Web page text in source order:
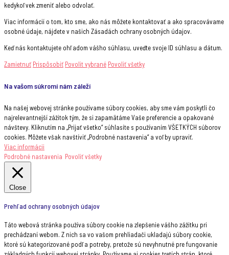
kedykoľvek zmeniť alebo odvolať.
Viac informácií o tom, kto sme, ako nás môžete kontaktovať a ako spracovávame
osobné údaje, nájdete v našich Zásadách ochrany osobných údajov.
Keď nás kontaktujete ohľadom vášho súhlasu, uveďte svoje ID súhlasu a dátum.
Zamietnuť Prispôsobiť Povolit vybrané Povoliť všetky
Na vašom súkromí nám záleží
Na našej webovej stránke používame súbory cookies, aby sme vám poskytli čo
najrelevantnejší zážitok tým, že si zapamätáme Vaše preferencie a opakované
návštevy. Kliknutím na „Prijať všetko“ súhlasíte s používaním VŠETKÝCH súborov
cookies. Môžete však navštíviť „Podrobné nastavenia“ a voľby upraviť.
Viac informácii
Podrobné nastavenia Povoliť všetky
Close
Prehľad ochrany osobných údajov
Táto webová stránka používa súbory cookie na zlepšenie vášho zážitku pri
prechádzaní webom. Z nich sa vo vašom prehliadači ukladajú súbory cookie,
ktoré sú kategorizované podľa potreby, pretože sú nevyhnutné pre fungovanie